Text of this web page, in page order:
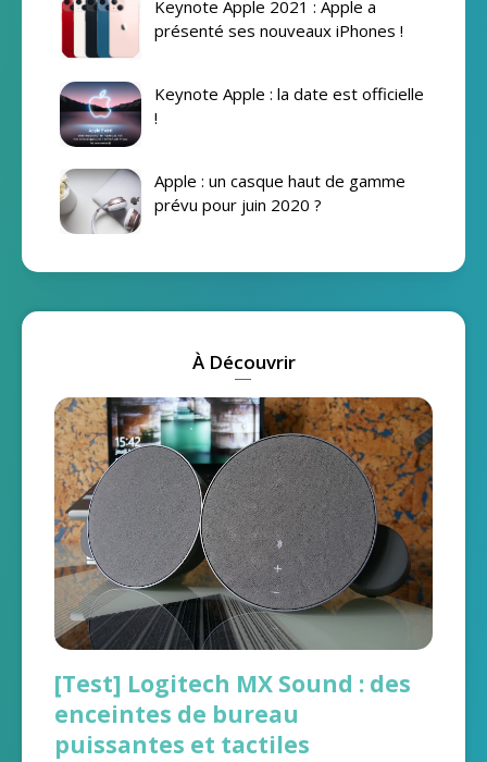
Keynote Apple 2021 : Apple a
présenté ses nouveaux iPhones !
Keynote Apple : la date est officielle
!
Apple : un casque haut de gamme
prévu pour juin 2020 ?
À Découvrir
[Test] Logitech MX Sound : des
enceintes de bureau
puissantes et tactiles